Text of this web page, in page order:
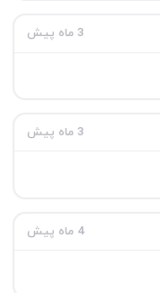
3 ماه پیش
3 ماه پیش
4 ماه پیش